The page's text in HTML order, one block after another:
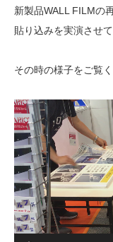
新製品WALL FILMの
貼り込みを実演させ
その時の様子をご覧
動
画
プ
レ
ー
ヤ
ー